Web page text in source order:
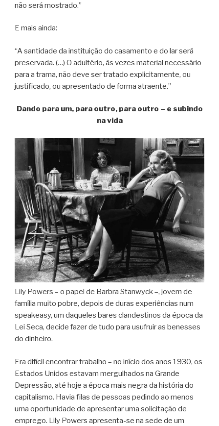
não será mostrado.”
E mais ainda:
“A santidade da instituição do casamento e do lar será
preservada. (…) O adultério, às vezes material necessário
para a trama, não deve ser tratado explicitamente, ou
justificado, ou apresentado de forma atraente.”
Dando para um, para outro, para outro – e subindo
na vida
Lily Powers – o papel de Barbra Stanwyck –, jovem de
família muito pobre, depois de duras experiências num
speakeasy, um daqueles bares clandestinos da época da
Lei Seca, decide fazer de tudo para usufruir as benesses
do dinheiro.
Era difícil encontrar trabalho – no início dos anos 1930, os
Estados Unidos estavam mergulhados na Grande
Depressão, até hoje a época mais negra da história do
capitalismo. Havia filas de pessoas pedindo ao menos
uma oportunidade de apresentar uma solicitação de
emprego. Lily Powers apresenta-se na sede de um